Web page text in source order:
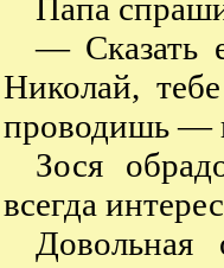
Папа
— Сказать
Николай,
проводишь —
Зося
всегда
Довольная